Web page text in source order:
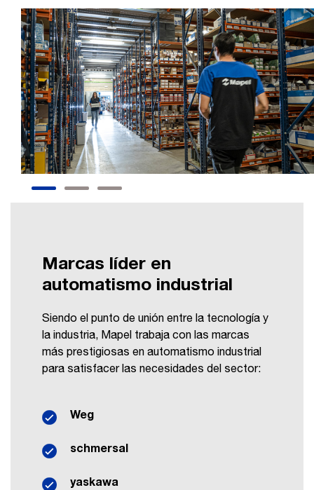
Marcas líder en
automatismo industrial
Siendo el punto de unión entre la tecnología y
la industria, Mapel trabaja con las marcas
más prestigiosas en automatismo industrial
para satisfacer las necesidades del sector:
Weg
schmersal
yaskawa